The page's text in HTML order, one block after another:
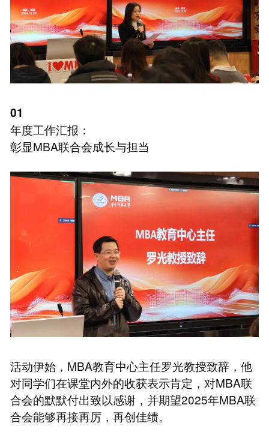
01
年度工作汇报：
彰显MBA联合会成长与担当
活动伊始，MBA教育中心主任罗光教授致辞，他
对同学们在课堂内外的收获表示肯定，对MBA联
合会的默默付出致以感谢，并期望2025年MBA联
合会能够再接再厉，再创佳绩。